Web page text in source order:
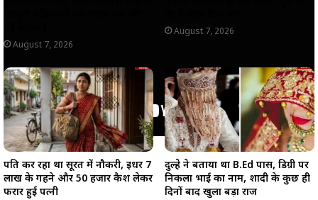
August 7, 2026
August 7, 2026
पति कर रहा था सूरत में नौकरी, इधर 7
लाख के गहने और 50 हजार कैश लेकर
फरार हुई पत्नी
दुल्हे ने बताया था B.Ed पास, डिग्री पर
निकला भाई का नाम, शादी के कुछ ही
दिनों बाद खुला बड़ा राज